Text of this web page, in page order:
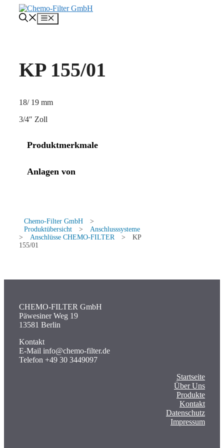
Inhalt
Menü
KP 155/01
18/ 19 mm
3/4″ Zoll
Produktmerkmale
Anlagen von
Chemo-Filter GmbH
>
Produktübersicht
>
Anschlusssysteme
>
Anschlüsse CHEMO-FILTER >
KP
155/01
CHEMO-FILTER GmbH
Päwesiner Weg 19
13581 Berlin
Kontakt
E-Mail info@chemo-filter.de
Telefon +49 30 3449097
Startseite
Über Uns
Produkte
Kontakt
Datenschutz
Impressum